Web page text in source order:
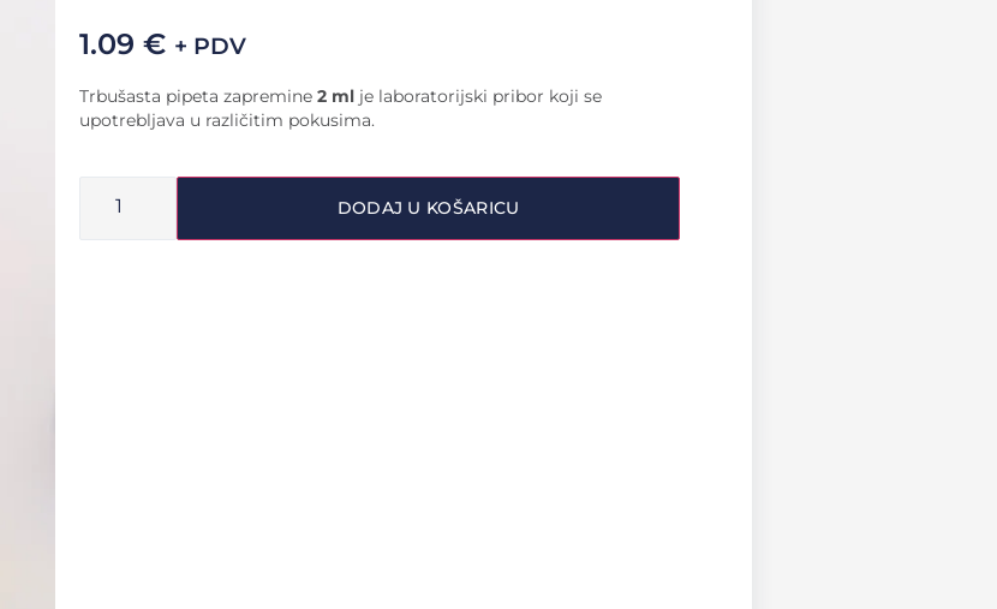
1.09 € + PDV
Trbušasta pipeta zapremine 2 ml je laboratorijski pribor koji se
upotrebljava u različitim pokusima.
DODAJ U KOŠARICU